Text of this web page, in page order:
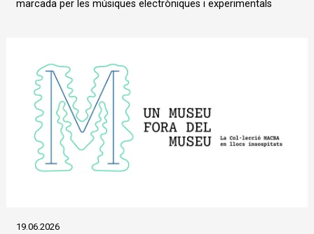
marcada per les músiques electròniques i experimentals
19.06.2026